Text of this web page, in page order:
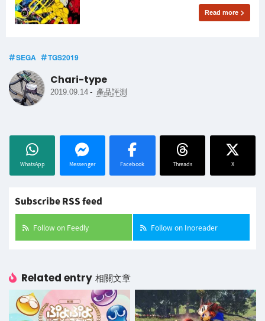
Read more
SEGA TGS2019
Chari-type
2019.09.14 - 產品評測
WhatsApp Messenger Facebook Threads X
Subscribe RSS feed
Follow on Feedly Follow on Inoreader
Related entry 相關文章